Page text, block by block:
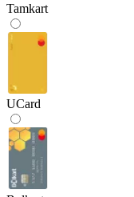
Tamkart
UCard